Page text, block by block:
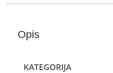
Opis
KATEGORIJA